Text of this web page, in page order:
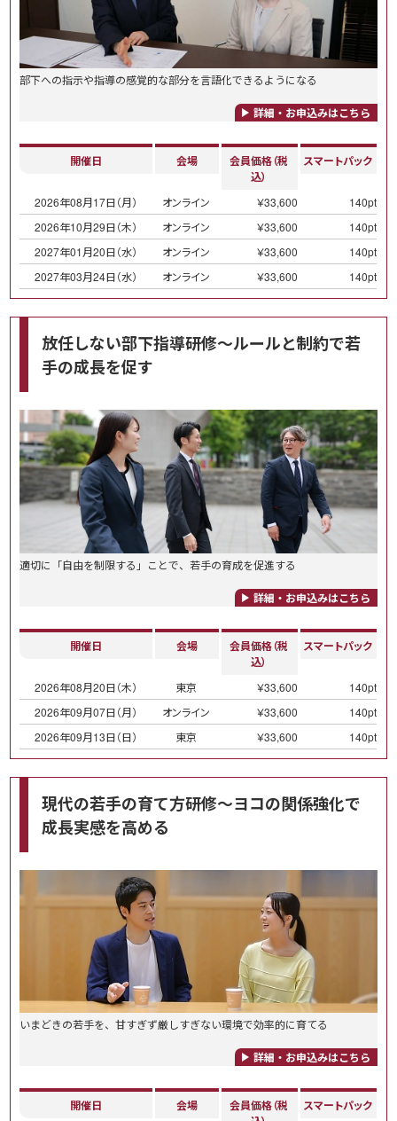
部下への指示や指導の感覚的な部分を言語化できるようになる
詳細・お申込みはこちら
開催日 会場
会員価格（税
込）
スマートパック
2026年08月17日（月） オンライン ￥33,600
140pt
2026年10月29日（木）
オンライン ￥33,600
140pt
2027年01月20日（水）
オンライン ￥33,600
140pt
2027年03月24日（水）
オンライン ￥33,600 140pt
放任しない部下指導研修～ルールと制約で若
手の成長を促す
適切に「自由を制限する」ことで、若手の育成を促進する
詳細・お申込みはこちら
開催日 会場
会員価格（税
込）
スマートパック
2026年08月20日（木） 東京 ￥33,600
140pt
2026年09月07日（月）
オンライン ￥33,600
140pt
2026年09月13日（日）
東京 ￥33,600 140pt
現代の若手の育て方研修～ヨコの関係強化で
成長実感を高める
いまどきの若手を、甘すぎず厳しすぎない環境で効率的に育てる
詳細・お申込みはこちら
開催日 会場
会員価格（税
スマートパック